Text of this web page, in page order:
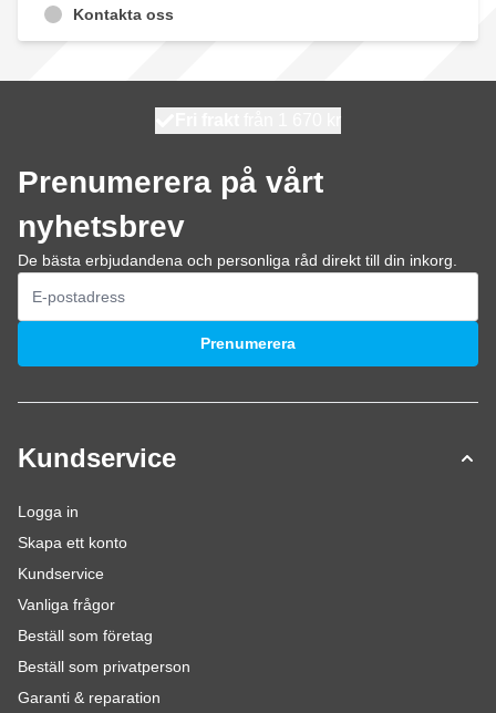
Kontakta oss
Prenumerera på vårt
nyhetsbrev
De bästa erbjudandena och personliga råd direkt till din inkorg.
E-postadress
Prenumerera
Kundservice
Logga in
Skapa ett konto
Kundservice
Vanliga frågor
Beställ som företag
Beställ som privatperson
Garanti & reparation